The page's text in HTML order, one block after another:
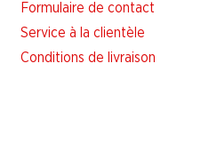
Formulaire de contact
Service à la clientèle
Conditions de livraison